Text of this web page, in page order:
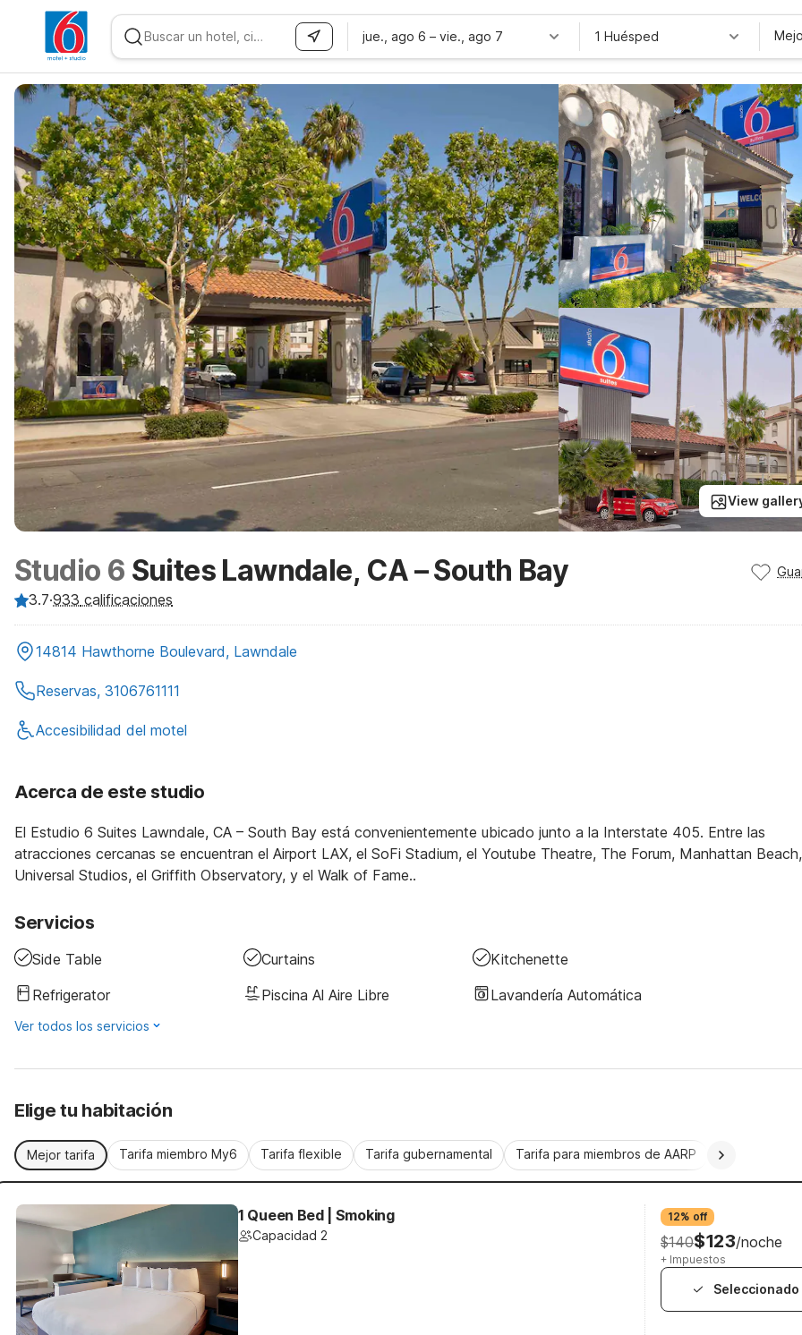
WIZARD MEMBER
jue., ago 6 – vie., ago 7 1 Huésped
View
Studio 6 Suites Lawndale, CA – South Bay
3.7·933 calificaciones
14814 Hawthorne Boulevard, Lawndale
Reservas, 3106761111
Accesibilidad del motel
Acerca de este studio
El Estudio 6 Suites Lawndale, CA – South Bay está convenientemente ubicado junto a la Interstate 405. Entre las
atracciones cercanas se encuentran el Airport LAX, el SoFi Stadium, el Youtube Theatre, The Forum, Manhattan
Universal Studios, el Griffith Observatory, y el Walk of Fame..
Servicios
Side Table Curtains
Kitchenette
Refrigerator
Piscina Al Aire Libre Lavandería Automática
Ver todos los servicios
Elige tu habitación
Mejor tarifa Tarifa miembro My6 Tarifa flexible Tarifa gubernamental Tarifa para miembros de AARP
1 Queen Bed | Smoking
Capacidad 2
12% off
$140$123/noche
+ Impuestos
Seleccionado